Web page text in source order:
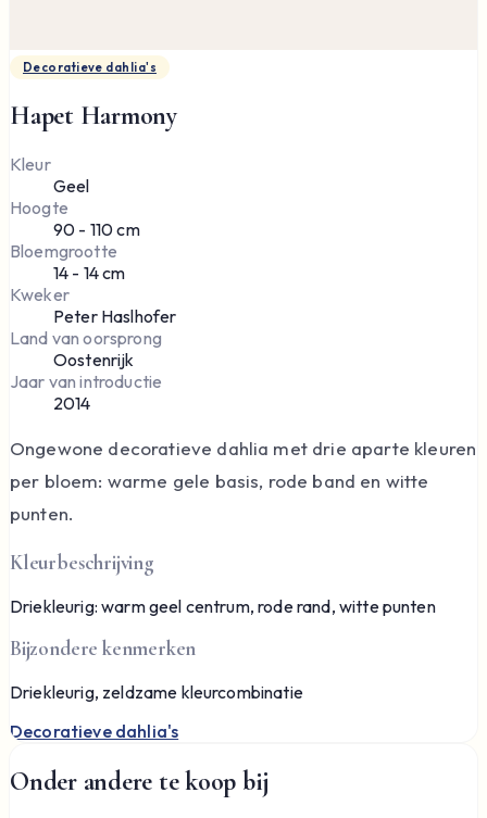
Decoratieve dahlia's
Hapet Harmony
Kleur
Geel
Hoogte
90 - 110 cm
Bloemgrootte
14 - 14 cm
Kweker
Peter Haslhofer
Land van oorsprong
Oostenrijk
Jaar van introductie
2014
Ongewone decoratieve dahlia met drie aparte kleuren
per bloem: warme gele basis, rode band en witte
punten.
Kleurbeschrijving
Driekleurig: warm geel centrum, rode rand, witte punten
Bijzondere kenmerken
Driekleurig, zeldzame kleurcombinatie
Decoratieve dahlia's
Onder andere te koop bij